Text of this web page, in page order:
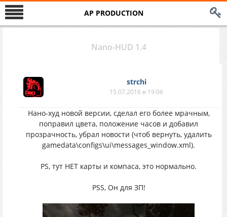
AP PRODUCTION
Nano-HUD 1.4
strchi
15.07.2016 в 19:06
Нано-худ новой версии, сделал его более мрачным,
поправил цвета, положение часов и добавил
прозрачность, убрал новости (чтоб вернуть, удалить
gamedata\configs\ui\messages_window.xml).
PS, тут НЕТ карты и компаса, это нормально.
PSS, Он для ЗП!